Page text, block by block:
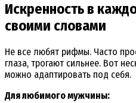
Искренность в
своими словами
Не все любят рифмы. Часто
глаза, трогают сильнее. Вот
можно адаптировать под себя.
Для любимого мужчины: